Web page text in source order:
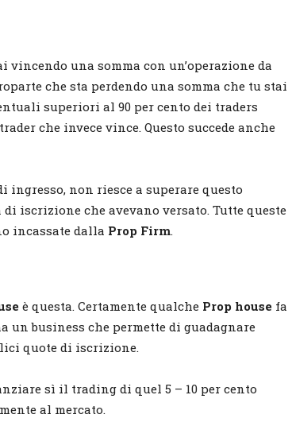
vincendo una somma con un’operazione da
che sta perdendo una somma che tu stai
superiori al 90 per cento dei traders
che invece vince. Questo succede anche
ingresso, non riesce a superare questo
iscrizione che avevano versato. Tutte queste
incassate dalla Prop Firm.
è questa. Certamente qualche Prop house fa
un business che permette di guadagnare
quote di iscrizione.
sì il trading di quel 5 – 10 per cento
al mercato.